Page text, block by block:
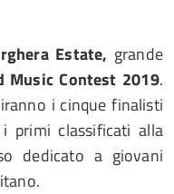
Estate, grande
Music Contest 2019.
i cinque finalisti
primi classificati alla
dedicato a giovani